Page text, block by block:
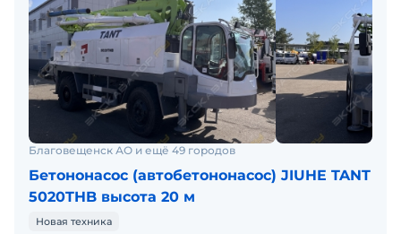
Благовещенск АО и ещё 49 городов
Бетононасос (автобетононасос) JIUHE TANT
5020THB высота 20 м
Новая техника